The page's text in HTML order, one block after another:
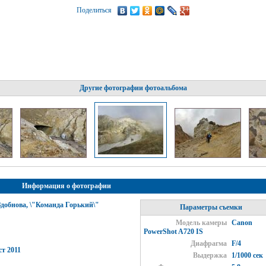
Поделиться
Другие фотографии фотоальбома
Информация о фотографии
\"Команда Горький\"
2011
Параметры съемки
Модель камеры
Canon
PowerShot A720 IS
Диафрагма
F/4
Выдержка
1/1000 сек